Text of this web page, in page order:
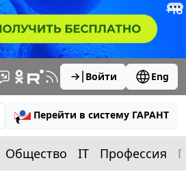
Войти Eng
Перейти в систему ГАРАНТ
Общество IT Профессия